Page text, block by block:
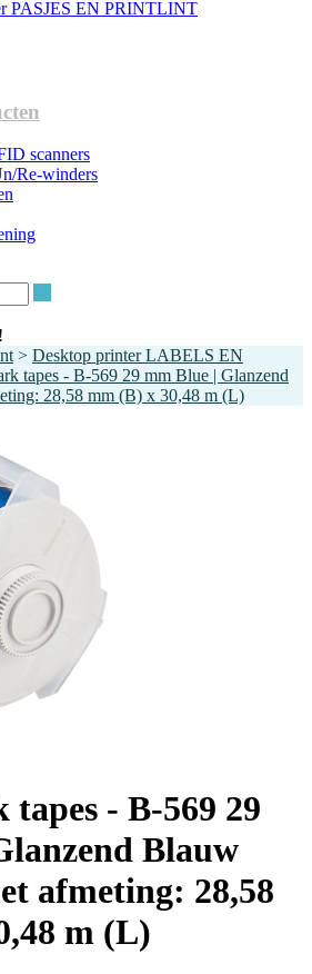
PASJES EN PRINTLINT
scanners
Re-winders
> Desktop printer LABELS EN
tapes - B-569 29 mm Blue | Glanzend
28,58 mm (B) x 30,48 m (L)
- B-569 29
Blauw
afmeting: 28,58
m (L)